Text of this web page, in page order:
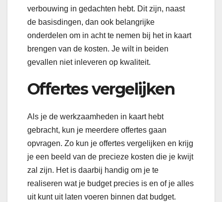
verbouwing in gedachten hebt. Dit zijn, naast
de basisdingen, dan ook belangrijke
onderdelen om in acht te nemen bij het in kaart
brengen van de kosten. Je wilt in beiden
gevallen niet inleveren op kwaliteit.
Offertes vergelijken
Als je de werkzaamheden in kaart hebt
gebracht, kun je meerdere offertes gaan
opvragen. Zo kun je offertes vergelijken en krijg
je een beeld van de precieze kosten die je kwijt
zal zijn. Het is daarbij handig om je te
realiseren wat je budget precies is en of je alles
uit kunt uit laten voeren binnen dat budget.